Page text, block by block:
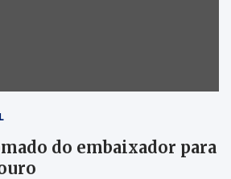
do embaixador para